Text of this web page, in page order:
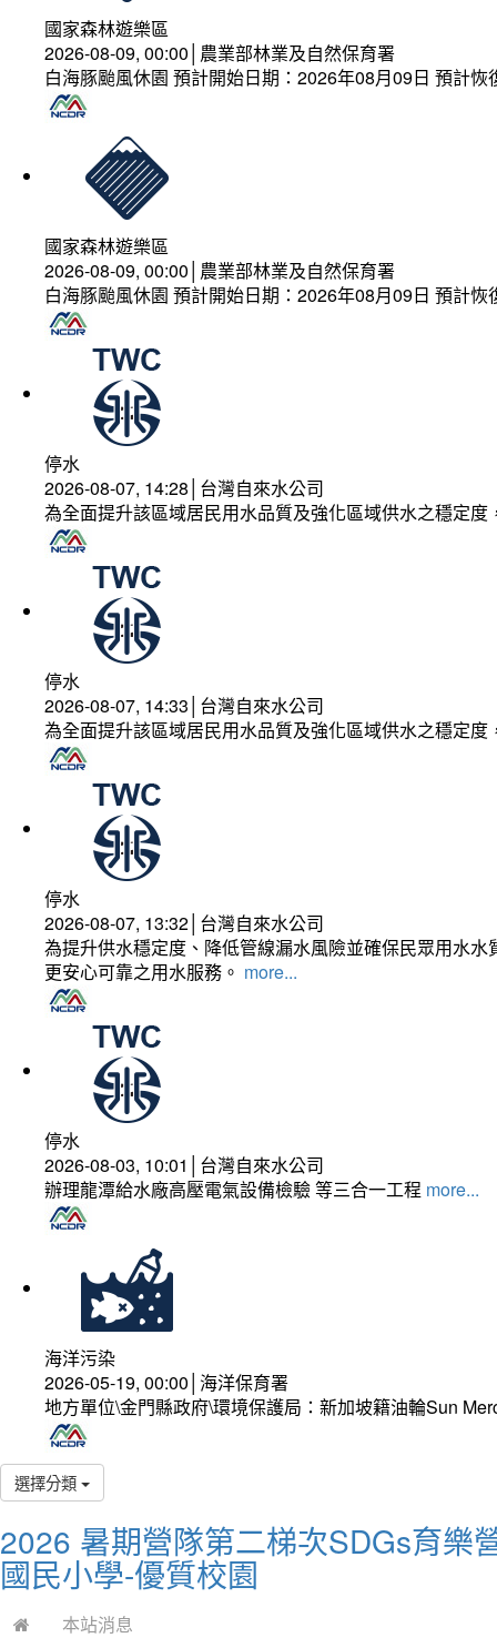
國家森林遊樂區
2026-08-09, 00:00│農業部林業及自然保育署
白海豚颱風休園 預計開始日期：2026年08月09日 預計
國家森林遊樂區
2026-08-09, 00:00│農業部林業及自然保育署
白海豚颱風休園 預計開始日期：2026年08月09日 預計
停水
2026-08-07, 14:28│台灣自來水公司
為全面提升該區域居民用水品質及強化區域供水之穩定
停水
2026-08-07, 14:33│台灣自來水公司
為全面提升該區域居民用水品質及強化區域供水之穩定
停水
2026-08-07, 13:32│台灣自來水公司
為提升供水穩定度、降低管線漏水風險並確保民眾用水
更安心可靠之用水服務。 more...
停水
2026-08-03, 10:01│台灣自來水公司
辦理龍潭給水廠高壓電氣設備檢驗 等三合一工程 more...
海洋污染
2026-05-19, 00:00│海洋保育署
地方單位\金門縣政府\環境保護局：新加坡籍油輪Sun
選擇分類
2026 暑期營隊第二梯次SDGs育樂
國民小學-優質校園
本站消息